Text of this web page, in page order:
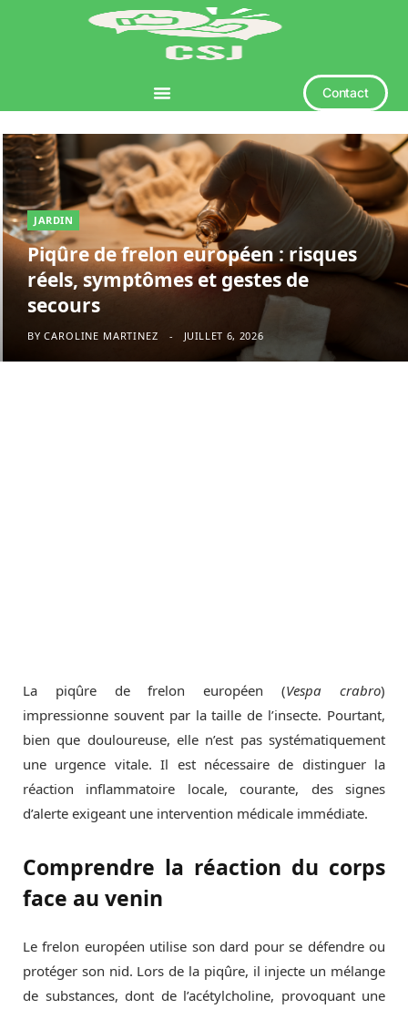
Contact
JARDIN
Piqûre de frelon européen : risques
réels, symptômes et gestes de
secours
BY CAROLINE MARTINEZ JUILLET 6, 2026
La piqûre de frelon européen (Vespa crabro)
impressionne souvent par la taille de l’insecte. Pourtant,
bien que douloureuse, elle n’est pas systématiquement
une urgence vitale. Il est nécessaire de distinguer la
réaction inflammatoire locale, courante, des signes
d’alerte exigeant une intervention médicale immédiate.
Comprendre la réaction du corps
face au venin
Le frelon européen utilise son dard pour se défendre ou
protéger son nid. Lors de la piqûre, il injecte un mélange
de substances, dont de l’acétylcholine, provoquant une